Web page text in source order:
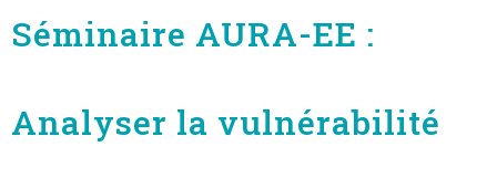
Séminaire AURA-EE :
Analyser la vulnérabilité